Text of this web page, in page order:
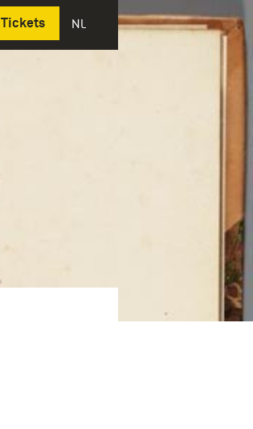
Tickets NL
Deutsch